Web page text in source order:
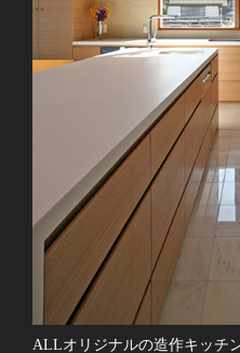
ALLオリジナルの造作キッチ